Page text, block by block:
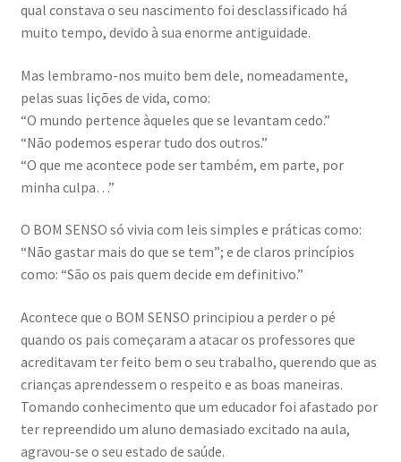
qual constava o seu nascimento foi desclassificado há
muito tempo, devido à sua enorme antiguidade.
Mas lembramo-nos muito bem dele, nomeadamente,
pelas suas lições de vida, como:
“O mundo pertence àqueles que se levantam cedo.”
“Não podemos esperar tudo dos outros.”
“O que me acontece pode ser também, em parte, por
minha culpa…”
O BOM SENSO só vivia com leis simples e práticas como:
“Não gastar mais do que se tem”; e de claros princípios
como: “São os pais quem decide em definitivo.”
Acontece que o BOM SENSO principiou a perder o pé
quando os pais começaram a atacar os professores que
acreditavam ter feito bem o seu trabalho, querendo que as
crianças aprendessem o respeito e as boas maneiras.
Tomando conhecimento que um educador foi afastado por
ter repreendido um aluno demasiado excitado na aula,
agravou-se o seu estado de saúde.